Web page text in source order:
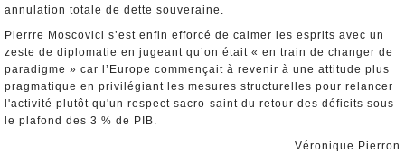
annulation totale de dette souveraine.
Pierrre Moscovici s’est enfin efforcé de calmer les esprits avec un
zeste de diplomatie en jugeant qu’on était « en train de changer de
paradigme » car l’Europe commençait à revenir à une attitude plus
pragmatique en privilégiant les mesures structurelles pour relancer
l'activité plutôt qu'un respect sacro-saint du retour des déficits sous
le plafond des 3 % de PIB.
Véronique Pierron